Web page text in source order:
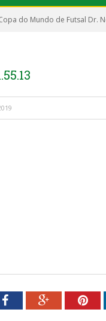
do Mundo de Futsal Dr.
FacebookGoogle+